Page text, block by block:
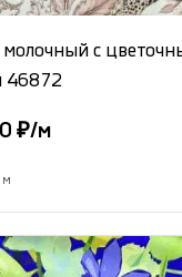
с
46872
₽/м
м